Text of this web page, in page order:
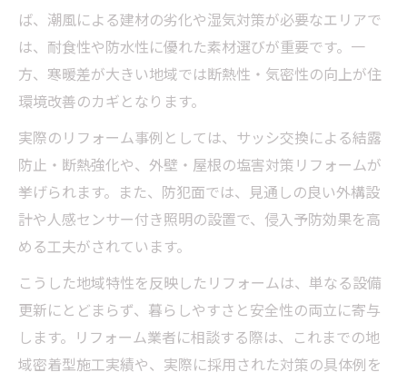
ば、潮風による建材の劣化や湿気対策が必要なエリアで
は、耐食性や防水性に優れた素材選びが重要です。一
方、寒暖差が大きい地域では断熱性・気密性の向上が住
環境改善のカギとなります。
実際のリフォーム事例としては、サッシ交換による結露
防止・断熱強化や、外壁・屋根の塩害対策リフォームが
挙げられます。また、防犯面では、見通しの良い外構設
計や人感センサー付き照明の設置で、侵入予防効果を高
める工夫がされています。
こうした地域特性を反映したリフォームは、単なる設備
更新にとどまらず、暮らしやすさと安全性の両立に寄与
します。リフォーム業者に相談する際は、これまでの地
域密着型施工実績や、実際に採用された対策の具体例を